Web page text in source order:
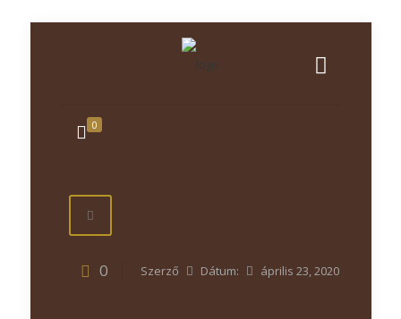
0
0 Szerző Dátum: április 23, 2020